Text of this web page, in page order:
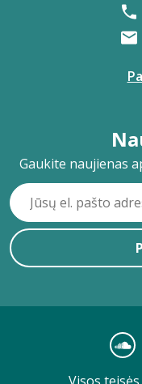
Gaukite naujienas